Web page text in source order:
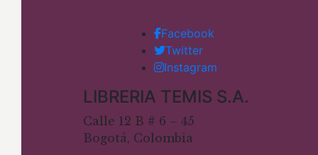
Facebook
Twitter
Instagram
LIBRERIA TEMIS S.A.
Calle 12 B # 6 – 45
Bogotá, Colombia